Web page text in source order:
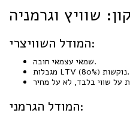
שוויץ וגרמניה
המודל השוויצרי:
שמאי עצמאי חובה.
מגבלות LTV נוקשות (80%).
המודל הגרמני: